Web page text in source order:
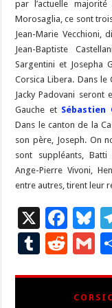
par l’actuelle
Morosaglia, ce sont
Jean-Marie Vecchioni,
Jean-Baptiste
Sargentini et Josepha
Corsica Libera. Dans le
Jacky Padovani seront
Gauche et Sébastien
Dans le canton de la
son père, Joseph. On
sont suppléants, Batti
Ange-Pierre Vivoni,
entre autres, tirent leur
X
F
ac
e
b
u
T
R
d
G
ai